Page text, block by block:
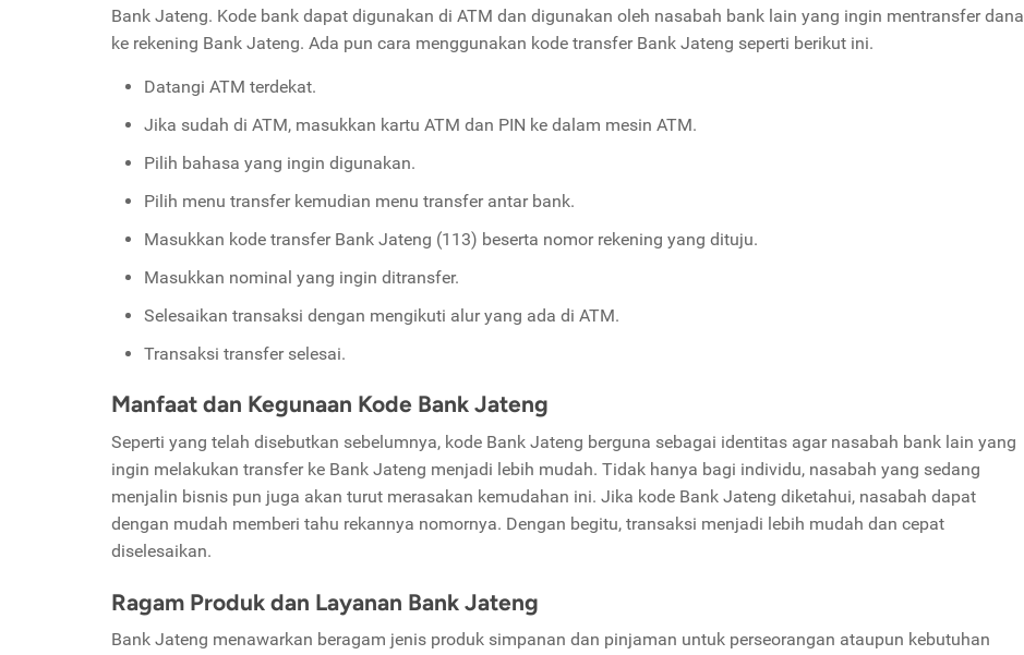
Bank Jateng. Kode bank dapat digunakan di ATM dan digunakan oleh nasabah bank lain yang ingin mentransfer dana
ke rekening Bank Jateng. Ada pun cara menggunakan kode transfer Bank Jateng seperti berikut ini.
Datangi ATM terdekat.
Jika sudah di ATM, masukkan kartu ATM dan PIN ke dalam mesin ATM.
Pilih bahasa yang ingin digunakan.
Pilih menu transfer kemudian menu transfer antar bank.
Masukkan kode transfer Bank Jateng (113) beserta nomor rekening yang dituju.
Masukkan nominal yang ingin ditransfer.
Selesaikan transaksi dengan mengikuti alur yang ada di ATM.
Transaksi transfer selesai.
Manfaat dan Kegunaan Kode Bank Jateng
Seperti yang telah disebutkan sebelumnya, kode Bank Jateng berguna sebagai identitas agar nasabah bank lain yang
ingin melakukan transfer ke Bank Jateng menjadi lebih mudah. Tidak hanya bagi individu, nasabah yang sedang
menjalin bisnis pun juga akan turut merasakan kemudahan ini. Jika kode Bank Jateng diketahui, nasabah dapat
dengan mudah memberi tahu rekannya nomornya. Dengan begitu, transaksi menjadi lebih mudah dan cepat
diselesaikan.
Ragam Produk dan Layanan Bank Jateng
Bank Jateng menawarkan beragam jenis produk simpanan dan pinjaman untuk perseorangan ataupun kebutuhan